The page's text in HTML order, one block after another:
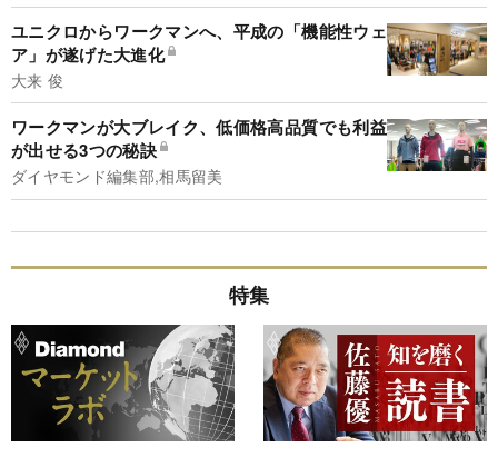
ユニクロからワークマンへ、平成の「機能性ウェ
ア」が遂げた大進化
大来 俊
ワークマンが大ブレイク、低価格高品質でも利益
が出せる3つの秘訣
ダイヤモンド編集部,相馬留美
特集